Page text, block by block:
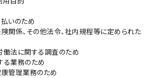
いのため
関係、その他法令、社内規程等に定められた
法に関する調査のため
業務のため
管理業務のため